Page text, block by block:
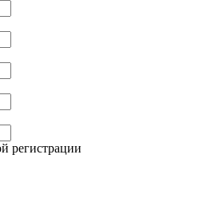
регистрации